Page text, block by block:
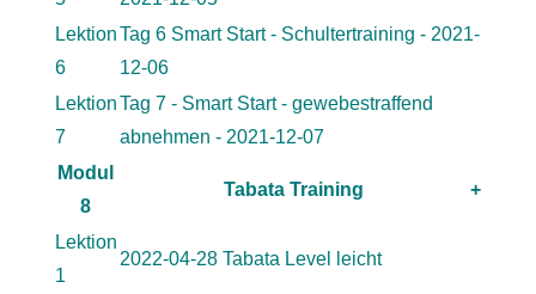
Lektion
6
Tag 6 Smart Start - Schultertraining - 2021-
12-06
Lektion
7
Tag 7 - Smart Start - gewebestraffend
abnehmen - 2021-12-07
Modul
8
Tabata Training +
Lektion
1
2022-04-28 Tabata Level leicht